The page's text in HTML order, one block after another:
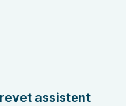
assistent